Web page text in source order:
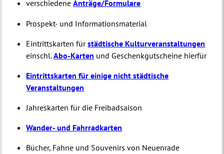
verschiedeneAnträge/Formulare
Prospekt- und Informationsmaterial
Eintrittskarten fürstädtische Kulturveranstaltungen
einschl.Abo-Karten und Geschenkgutscheine hierfür
Eintrittskarten für einige nicht städtische
Veranstaltungen
Jahreskarten für die Freibadsaison
Wander- und Fahrradkarten
Bücher, Fahne und Souvenirs von Neuenrade